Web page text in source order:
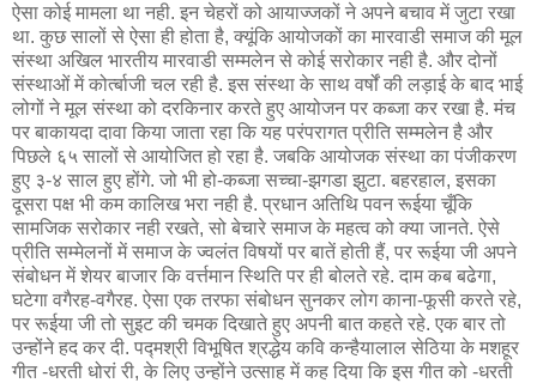
ऐसा कोई मामला था नही. इन चेहरों को आयाज्जकों ने अपने बचाव में जुटा रखा
था. कुछ सालों से ऐसा ही होता है, क्यूंकि आयोजकों का मारवाडी समाज की मूल
संस्था अखिल भारतीय मारवाडी सम्मलेन से कोई सरोकार नही है. और दोनों
संस्थाओं में कोर्त्बाजी चल रही है. इस संस्था के साथ वर्षों की लड़ाई के बाद भाई
लोगों ने मूल संस्था को दरकिनार करते हुए आयोजन पर कब्जा कर रखा है. मंच
पर बाकायदा दावा किया जाता रहा कि यह परंपरागत प्रीति सम्मलेन है और
पिछले ६५ सालों से आयोजित हो रहा है. जबकि आयोजक संस्था का पंजीकरण
हुए ३-४ साल हुए होंगे. जो भी हो-कब्जा सच्चा-झगडा झुटा. बहरहाल, इसका
दूसरा पक्ष भी कम कालिख भरा नही है. प्रधान अतिथि पवन रूईया चूँकि
सामजिक सरोकार नही रखते, सो बेचारे समाज के महत्व को क्या जानते. ऐसे
प्रीति सम्मेलनों में समाज के ज्वलंत विषयों पर बातें होती हैं, पर रूईया जी अपने
संबोधन में शेयर बाजार कि वर्त्तमान स्थिति पर ही बोलते रहे. दाम कब बढेगा,
घटेगा वगैरह-वगैरह. ऐसा एक तरफा संबोधन सुनकर लोग काना-फूसी करते रहे,
पर रूईया जी तो सुइट की चमक दिखाते हुए अपनी बात कहते रहे. एक बार तो
उन्होंने हद कर दी. पद्मश्री विभूषित श्रद्धेय कवि कन्हैयालाल सेठिया के मशहूर
गीत -धरती धोरां री, के लिए उन्होंने उत्साह में कह दिया कि इस गीत को -धरती